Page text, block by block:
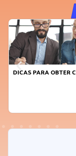
DICAS PARA OBTER